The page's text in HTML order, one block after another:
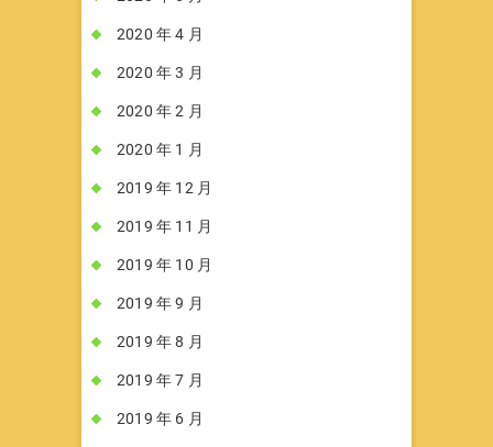
2020 年 4 月
2020 年 3 月
2020 年 2 月
2020 年 1 月
2019 年 12 月
2019 年 11 月
2019 年 10 月
2019 年 9 月
2019 年 8 月
2019 年 7 月
2019 年 6 月